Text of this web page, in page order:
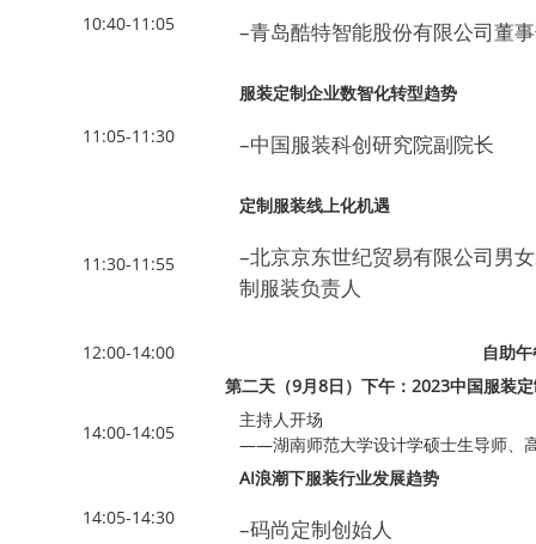
10:40-11:05 –青岛酷特智能股份有限公司董
11:05-11:30
服装定制企业数智化转型趋势
–中国服装科创研究院副院长
11:30-11:55
定制服装线上化机遇
–北京京东世纪贸易有限公司男
制服装负责人
12:00-14:00
自助
第二天（9月8日）下午：2023中国服装
14:00-14:05
主持人开场
——湖南师范大学设计学硕士生导师、
14:05-14:30
AI浪潮下服装行业发展趋势
–码尚定制创始人